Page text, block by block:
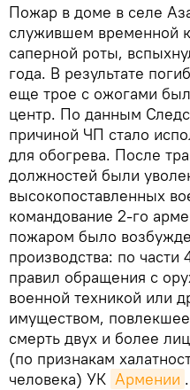
Пожар в доме в селе
служившем временной
саперной роты,
года. В результате
еще трое с ожогами
центр. По данным
причиной ЧП стало
для обогрева. После
должностей были
высокопоставленных
командование 2-го
пожаром было
производства: по
правил обращения с
военной техникой или
имуществом,
смерть двух и более
(по признакам
человека) УК Армении .